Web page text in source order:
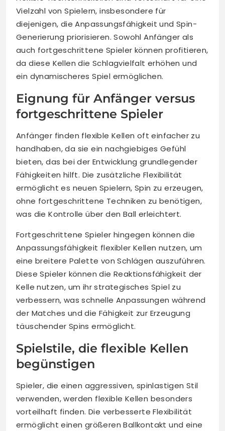
Vielzahl von Spielern, insbesondere für
diejenigen, die Anpassungsfähigkeit und Spin-
Generierung priorisieren. Sowohl Anfänger als
auch fortgeschrittene Spieler können profitieren,
da diese Kellen die Schlagvielfalt erhöhen und
ein dynamischeres Spiel ermöglichen.
Eignung für Anfänger versus
fortgeschrittene Spieler
Anfänger finden flexible Kellen oft einfacher zu
handhaben, da sie ein nachgiebiges Gefühl
bieten, das bei der Entwicklung grundlegender
Fähigkeiten hilft. Die zusätzliche Flexibilität
ermöglicht es neuen Spielern, Spin zu erzeugen,
ohne fortgeschrittene Techniken zu benötigen,
was die Kontrolle über den Ball erleichtert.
Fortgeschrittene Spieler hingegen können die
Anpassungsfähigkeit flexibler Kellen nutzen, um
eine breitere Palette von Schlägen auszuführen.
Diese Spieler können die Reaktionsfähigkeit der
Kelle nutzen, um ihr strategisches Spiel zu
verbessern, was schnelle Anpassungen während
der Matches und die Fähigkeit zur Erzeugung
täuschender Spins ermöglicht.
Spielstile, die flexible Kellen
begünstigen
Spieler, die einen aggressiven, spinlastigen Stil
verwenden, werden flexible Kellen besonders
vorteilhaft finden. Die verbesserte Flexibilität
ermöglicht einen größeren Ballkontakt und eine